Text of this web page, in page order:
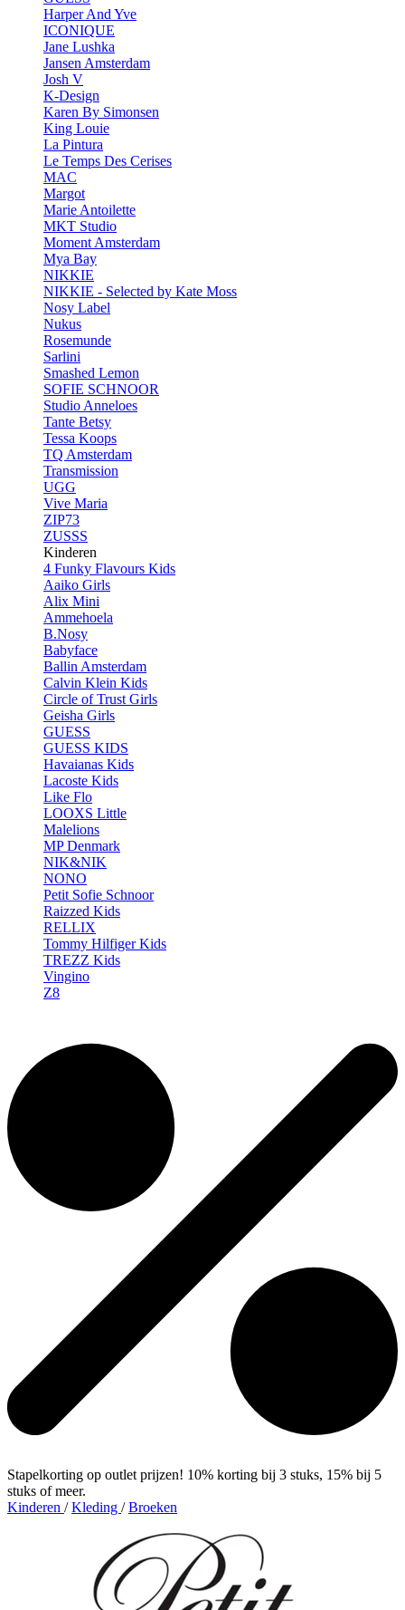
Harper And Yve
ICONIQUE
Jane Lushka
Jansen Amsterdam
Josh V
K-Design
Karen By Simonsen
King Louie
La Pintura
Le Temps Des Cerises
MAC
Margot
Marie Antoilette
MKT Studio
Moment Amsterdam
Mya Bay
NIKKIE
NIKKIE - Selected by Kate Moss
Nosy Label
Nukus
Rosemunde
Sarlini
Smashed Lemon
SOFIE SCHNOOR
Studio Anneloes
Tante Betsy
Tessa Koops
TQ Amsterdam
Transmission
UGG
Vive Maria
ZIP73
ZUSSS
Kinderen
4 Funky Flavours Kids
Aaiko Girls
Alix Mini
Ammehoela
B.Nosy
Babyface
Ballin Amsterdam
Calvin Klein Kids
Circle of Trust Girls
Geisha Girls
GUESS
GUESS KIDS
Havaianas Kids
Lacoste Kids
Like Flo
LOOXS Little
Malelions
MP Denmark
NIK&NIK
NONO
Petit Sofie Schnoor
Raizzed Kids
RELLIX
Tommy Hilfiger Kids
TREZZ Kids
Vingino
Z8
Stapelkorting op outlet prijzen! 10% korting bij 3 stuks, 15% bij 5
stuks of meer.
Kinderen / Kleding / Broeken